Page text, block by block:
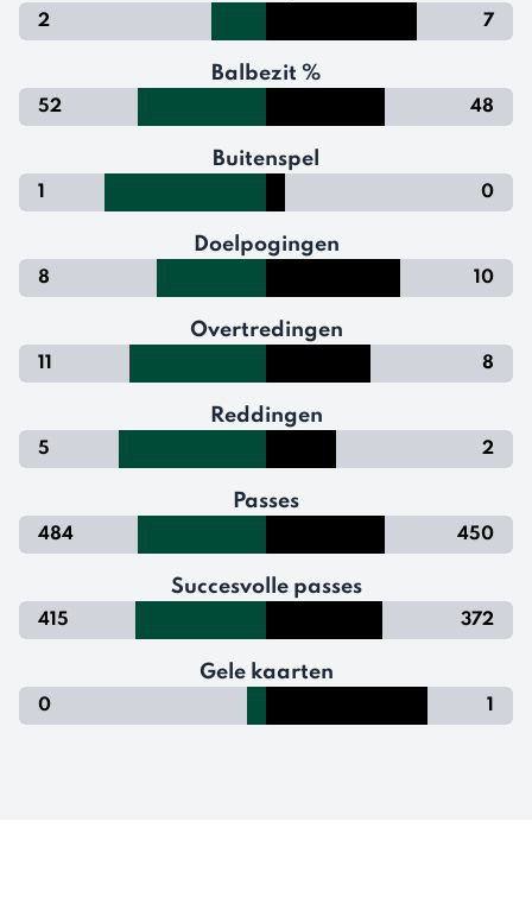
2 7
Balbezit %
52 48
Buitenspel
1 0
Doelpogingen
8 10
Overtredingen
11 8
Reddingen
5 2
Passes
484 450
Succesvolle passes
415 372
Gele kaarten
0 1